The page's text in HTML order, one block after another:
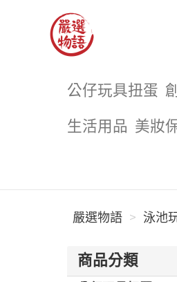
公仔玩具扭蛋
生活用品 美妝
嚴選物語 泳池
商品分類